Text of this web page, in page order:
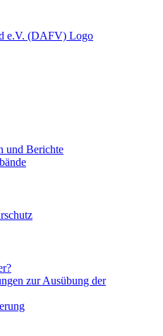
und Berichte
zur Ausübung der